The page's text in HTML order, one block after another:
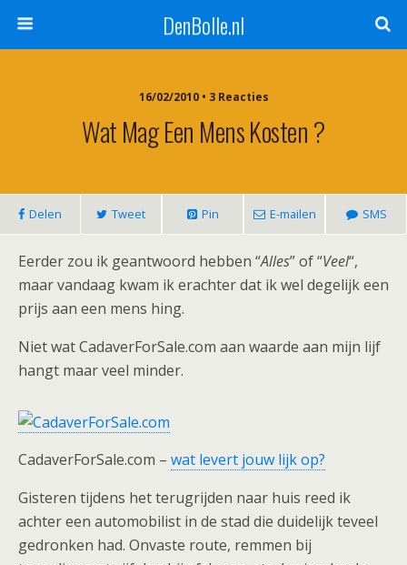
DenBolle.nl
16/02/2010 • 3 Reacties
Wat Mag Een Mens Kosten ?
Delen Tweet Pin E-mailen SMS
Eerder zou ik geantwoord hebben “Alles” of “Veel“,
maar vandaag kwam ik erachter dat ik wel degelijk een
prijs aan een mens hing.
Niet wat CadaverForSale.com aan waarde aan mijn lijf
hangt maar veel minder.
CadaverForSale.com – wat levert jouw lijk op?
Gisteren tijdens het terugrijden naar huis reed ik
achter een automobilist in de stad die duidelijk teveel
gedronken had. Onvaste route, remmen bij